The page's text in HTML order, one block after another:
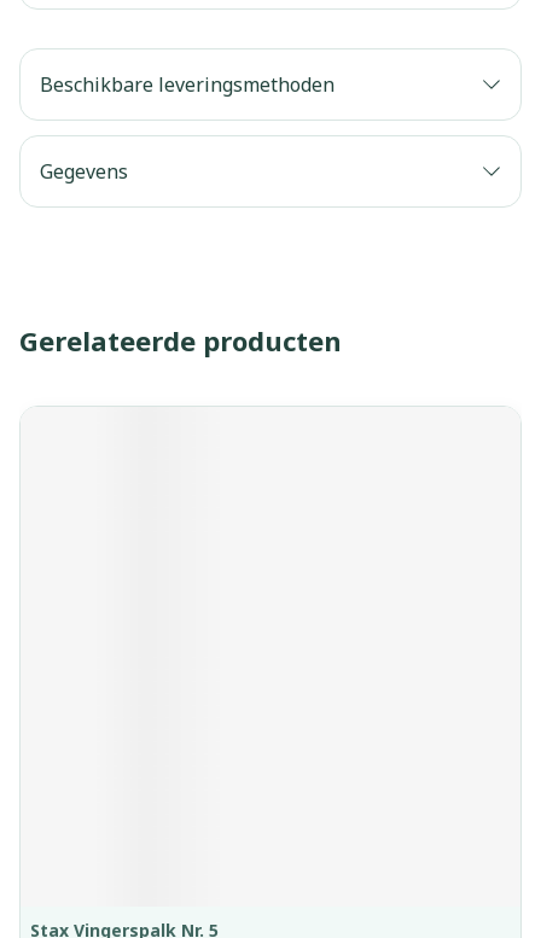
Beschikbare leveringsmethoden
Gegevens
Gerelateerde producten
Stax Vingerspalk Nr. 5